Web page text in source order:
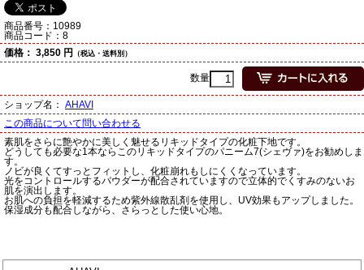
商品番号： 10989
商品コード： 8
価格： 3,850 円 （税込・送料別）
数量
ショップ名： AHAVI
この商品について問い合わせる
素肌をさらに艶やかに美しく魅せるリキッドタイプの化粧下地です。
どうしても必要な1本ならこのリキッドタイプのパニーム7(シェヴァ)をお勧めしま
す。
ノビが良くてすっとフィットし、化粧崩れもしにくくなっています。
光をコントロールするパウダーが配合されていますので立体的でくすみのないお
肌を演出します。
お肌への負担を軽減するため紫外線散乱剤を使用し、UV効果もアップしました。
保湿成分も配合しながら、さらっとした使い心地。